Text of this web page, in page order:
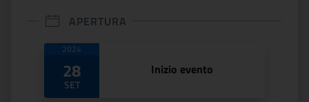
APERTURA
Date di apertura
2024
28
SET
Inizio evento